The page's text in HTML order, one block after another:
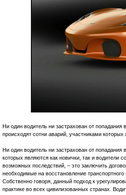
Ни один водитель ни застрахован от
происходят сотни аварий, участниками
Ни один водитель ни застрахован от
которых являются как новички, так и
возможных последствий, – это заключить
необходимые на восстановление транспортного
Собственно говоря, данный подход к
практике во всех цивилизованных странах.